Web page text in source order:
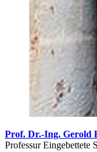
Prof. Dr.-Ing. Gerold
Professur Eingebettete